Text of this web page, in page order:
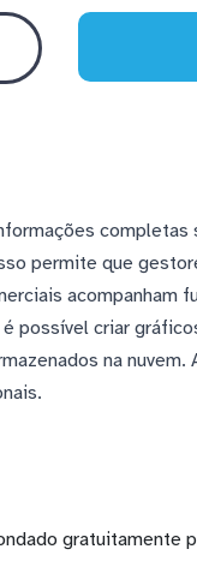
permite que
acompanham
possível criar
na
gratuitamente